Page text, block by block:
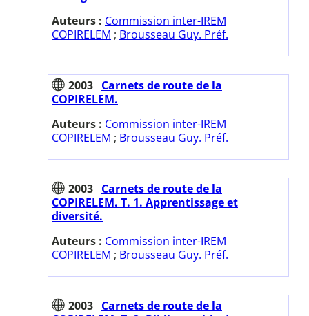
Auteurs : Commission inter-IREM
COPIRELEM ; Brousseau Guy. Préf.
2003 Carnets de route de la
COPIRELEM.
Auteurs : Commission inter-IREM
COPIRELEM ; Brousseau Guy. Préf.
2003 Carnets de route de la
COPIRELEM. T. 1. Apprentissage et
diversité.
Auteurs : Commission inter-IREM
COPIRELEM ; Brousseau Guy. Préf.
2003 Carnets de route de la